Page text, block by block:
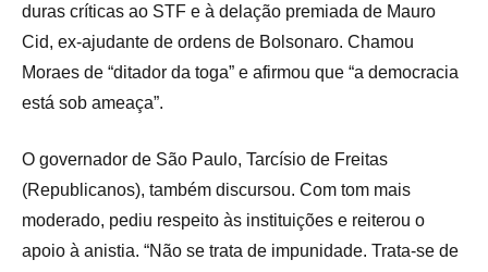
duras críticas ao STF e à delação premiada de Mauro
Cid, ex-ajudante de ordens de Bolsonaro. Chamou
Moraes de “ditador da toga” e afirmou que “a democracia
está sob ameaça”.
O governador de São Paulo, Tarcísio de Freitas
(Republicanos), também discursou. Com tom mais
moderado, pediu respeito às instituições e reiterou o
apoio à anistia. “Não se trata de impunidade. Trata-se de